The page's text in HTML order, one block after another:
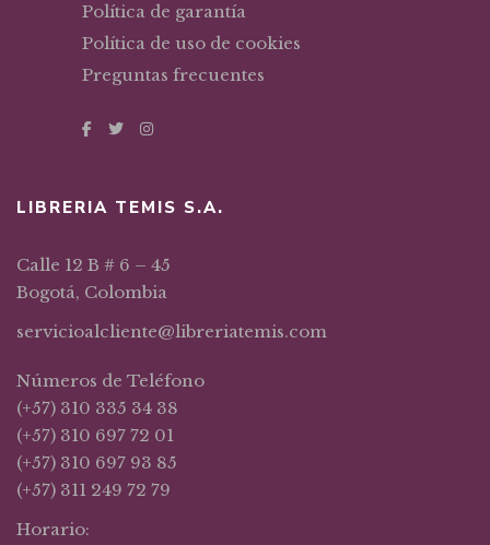
Política de garantía
Política de uso de cookies
Preguntas frecuentes
LIBRERIA TEMIS S.A.
Calle 12 B # 6 – 45
Bogotá, Colombia
servicioalcliente@libreriatemis.com
Números de Teléfono
(+57) 310 335 34 38
(+57) 310 697 72 01
(+57) 310 697 93 85
(+57) 311 249 72 79
Horario: